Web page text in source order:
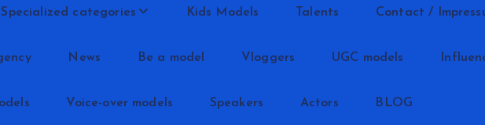
Specialized categories Kids Models Talents Contact /
News Be a model Vloggers UGC models
Voice-over models Speakers Actors BLOG